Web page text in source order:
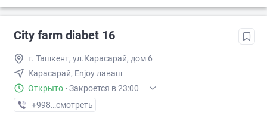
City farm diabet 16
г. Ташкент, ул.Карасарай, дом 6
Карасарай, Enjoy лаваш
Открыто · Закроется в 23:00
+998 (90) XXX-XX-XX
смотреть